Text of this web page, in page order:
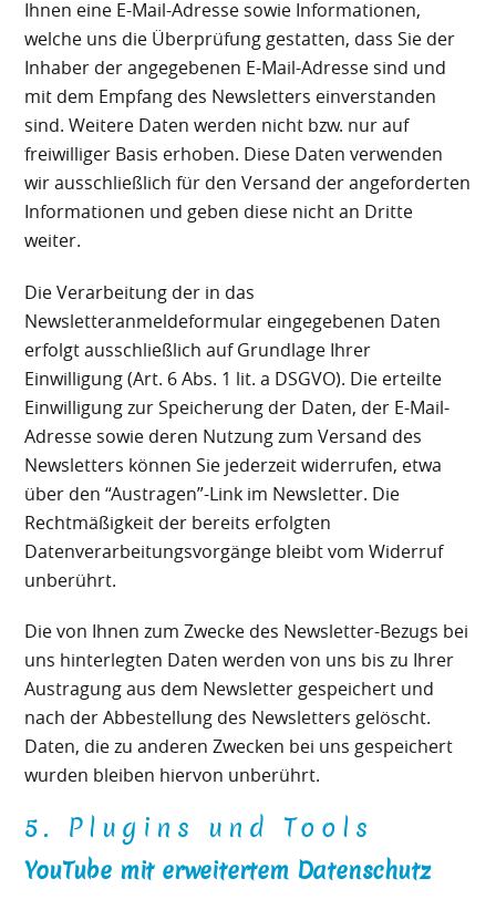
Ihnen eine E-Mail-Adresse sowie Informationen,
welche uns die Überprüfung gestatten, dass Sie der
Inhaber der angegebenen E-Mail-Adresse sind und
mit dem Empfang des Newsletters einverstanden
sind. Weitere Daten werden nicht bzw. nur auf
freiwilliger Basis erhoben. Diese Daten verwenden
wir ausschließlich für den Versand der angeforderten
Informationen und geben diese nicht an Dritte
weiter.
Die Verarbeitung der in das
Newsletteranmeldeformular eingegebenen Daten
erfolgt ausschließlich auf Grundlage Ihrer
Einwilligung (Art. 6 Abs. 1 lit. a DSGVO). Die erteilte
Einwilligung zur Speicherung der Daten, der E-Mail-
Adresse sowie deren Nutzung zum Versand des
Newsletters können Sie jederzeit widerrufen, etwa
über den “Austragen”-Link im Newsletter. Die
Rechtmäßigkeit der bereits erfolgten
Datenverarbeitungsvorgänge bleibt vom Widerruf
unberührt.
Die von Ihnen zum Zwecke des Newsletter-Bezugs bei
uns hinterlegten Daten werden von uns bis zu Ihrer
Austragung aus dem Newsletter gespeichert und
nach der Abbestellung des Newsletters gelöscht.
Daten, die zu anderen Zwecken bei uns gespeichert
wurden bleiben hiervon unberührt.
5. Plugins und Tools
YouTube mit erweitertem Datenschutz